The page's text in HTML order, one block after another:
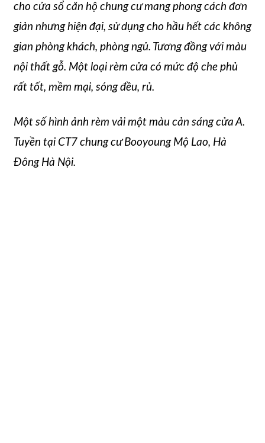
cho cửa sổ căn hộ chung cư mang phong cách đơn
giản nhưng hiện đại, sử dụng cho hầu hết các không
gian phòng khách, phòng ngủ. Tương đồng với màu
nội thất gỗ. Một loại rèm cửa có mức độ che phủ
rất tốt, mềm mại, sóng đều, rủ.
Một số hình ảnh rèm vải một màu cản sáng cửa A.
Tuyền tại CT7 chung cư Booyoung Mộ Lao, Hà
Đông Hà Nội.